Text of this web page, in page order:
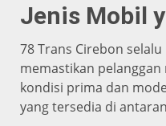
Jenis Mobil
78 Trans Cirebon
memastikan
kondisi prima dan
yang tersedia di